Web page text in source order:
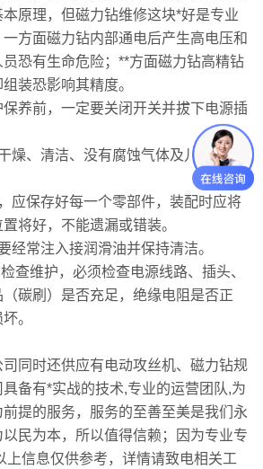
原理，但磁力钻维修这块*好是专业
方面磁力钻内部通电后产生高电压和
恐有生命危险；**方面磁力钻高精钻
装恐影响其精度。
养前，一定要关闭开关并拔下电源插
燥、清洁、没有腐蚀气体及儿童接触
应保存好每一个零部件，装配时应将
将好，不能遗漏或错装。
经常注入接润滑油并保持清洁。
查维护，必须检查电源线路、插头、
碳刷）是否充足，绝缘电阻是否正
。
同时还供应有电动攻丝机、磁力钻规
备有*实战的技术,专业的运营团队,为
提的服务，服务的至善至美是我们永
民为本，所以值得信赖；因为专业专
上信息仅供参考，详情请致电相关工